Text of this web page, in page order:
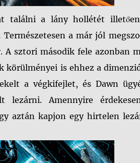
találni a lány hollétét
a már jól
A sztori második fele azonban
körülményei is ehhez a
a végkifejlet, és Dawn
lezárni. Amennyire
aztán kapjon egy hirtelen